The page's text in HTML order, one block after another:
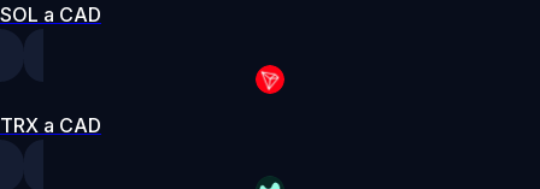
SOL a CAD
TRX a CAD